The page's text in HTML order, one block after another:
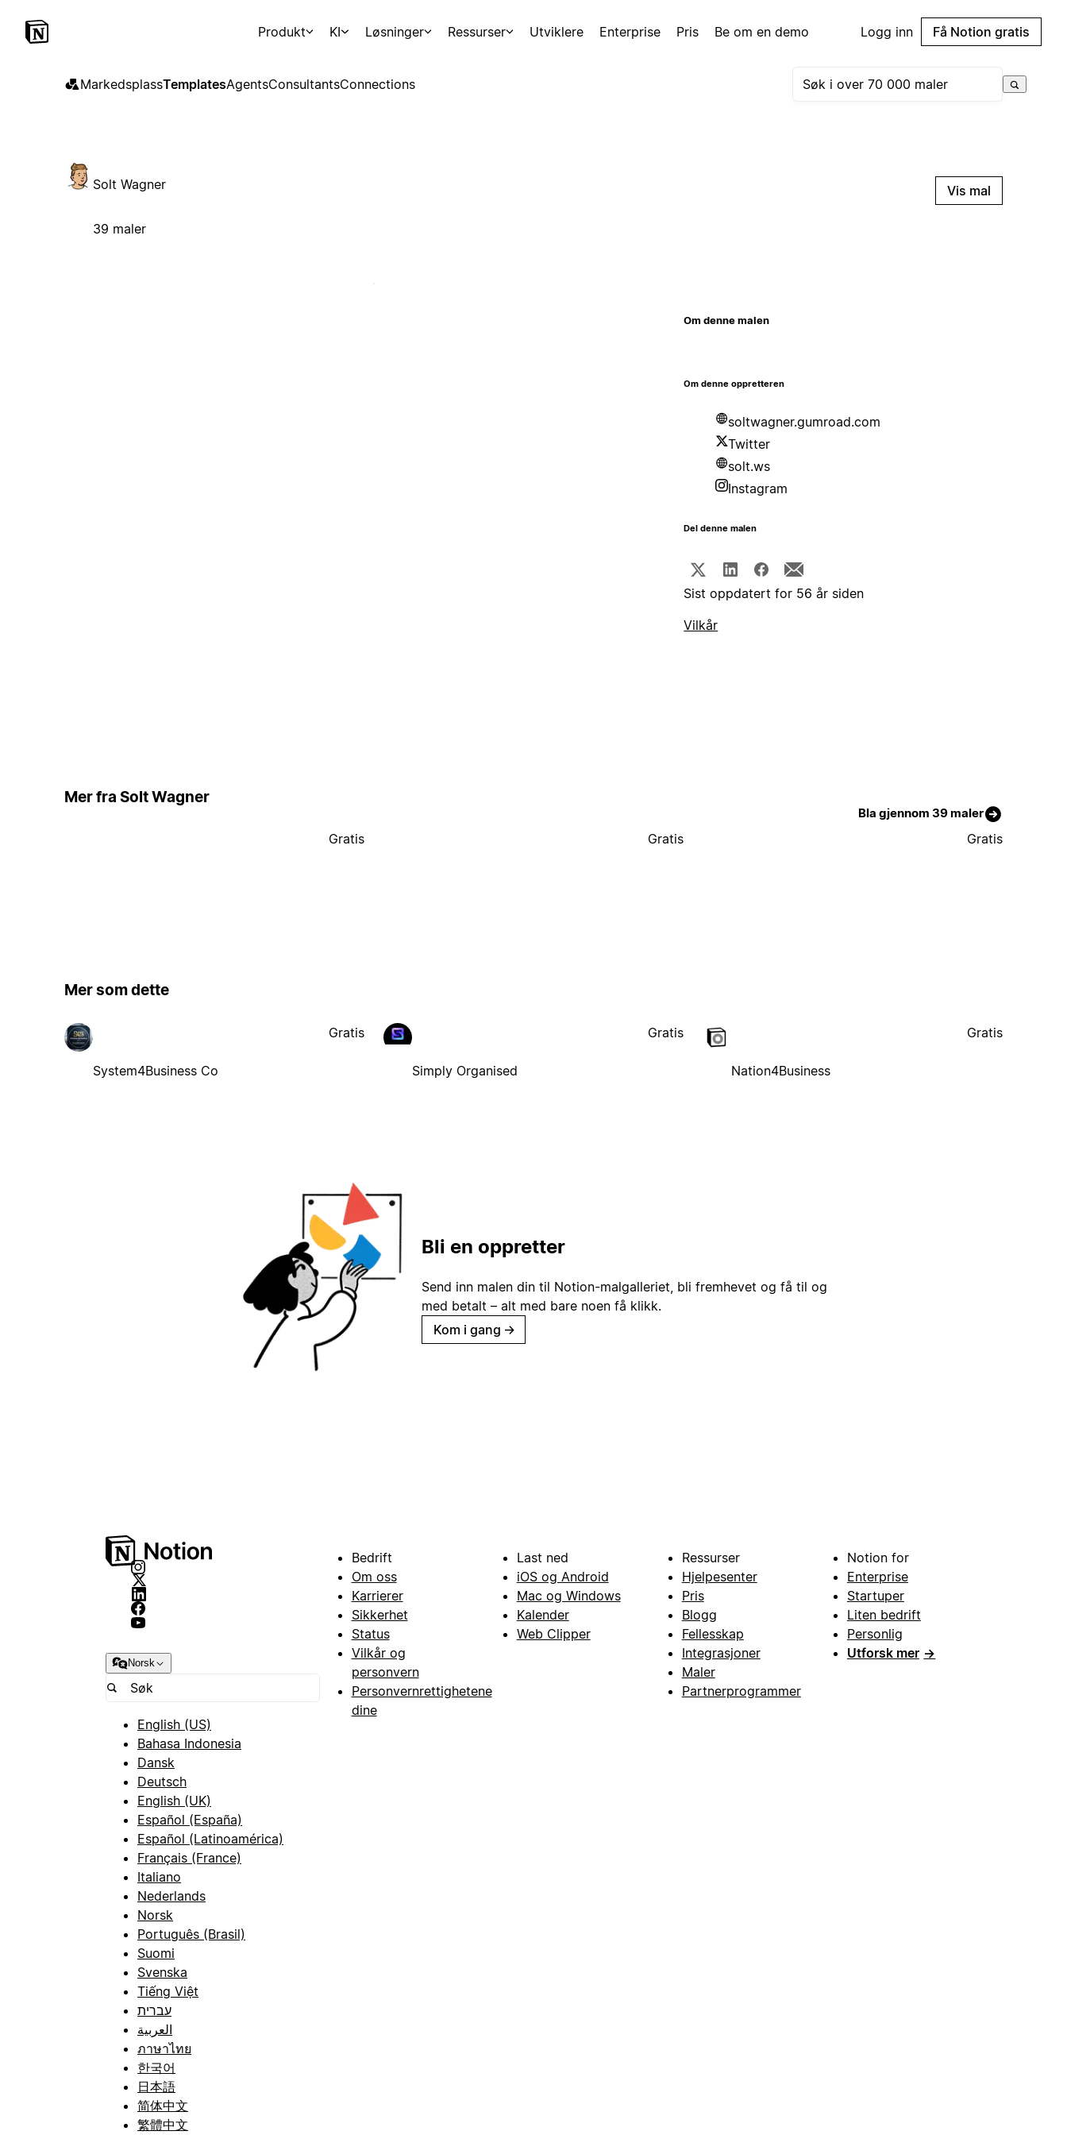
Produkt KI Løsninger Ressurser Utviklere Enterprise Pris Be om en demo Logg inn Få Notion gratis
MarkedsplassTemplatesAgentsConsultantsConnections
Solt Wagner
39 maler
Vis mal
Om denne malen
Om denne oppretteren
soltwagner.gumroad.com
Twitter
solt.ws
Instagram
Del denne malen
Sist oppdatert for 56 år siden
Vilkår
Mer fra Solt Wagner
Bla gjennom 39 maler
Gratis Gratis Gratis
Mer som dette
System4Business Co
Gratis
Simply Organised
Gratis
Nation4Business
Gratis
Bli en oppretter
Send inn malen din til Notion-malgalleriet, bli fremhevet og få til og
med betalt – alt med bare noen få klikk.
Kom i gang →
Norsk
English (US)
Bahasa Indonesia
Dansk
Deutsch
English (UK)
Español (España)
Español (Latinoamérica)
Français (France)
Italiano
Nederlands
Norsk
Português (Brasil)
Suomi
Svenska
Tiếng Việt
עברית
العربية
ภาษาไทย
한국어
日本語
简体中文
繁體中文
Bedrift
Om oss
Karrierer
Sikkerhet
Status
Vilkår og
personvern
Personvernrettighetene
dine
Last ned
iOS og Android
Mac og Windows
Kalender
Web Clipper
Ressurser
Hjelpesenter
Pris
Blogg
Fellesskap
Integrasjoner
Maler
Partnerprogrammer
Notion for
Enterprise
Startuper
Liten bedrift
Personlig
Utforsk mer →